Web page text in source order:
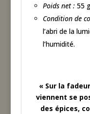
Poids net : 55
Condition de
l’abri de la
l’humidité.
« Sur la
viennent se
des épices,